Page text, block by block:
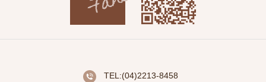
TEL:(04)2213-8458